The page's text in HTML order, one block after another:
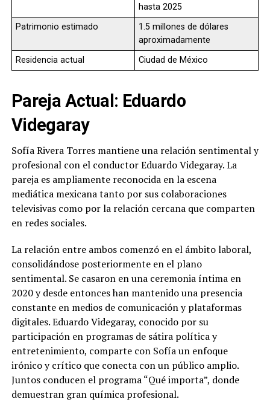
hasta 2025
Patrimonio estimado
1.5 millones de dólares
aproximadamente
Residencia actual
Ciudad de México
Pareja Actual: Eduardo
Videgaray
Sofía Rivera Torres mantiene una relación sentimental y
profesional con el conductor Eduardo Videgaray. La
pareja es ampliamente reconocida en la escena
mediática mexicana tanto por sus colaboraciones
televisivas como por la relación cercana que comparten
en redes sociales.
La relación entre ambos comenzó en el ámbito laboral,
consolidándose posteriormente en el plano
sentimental. Se casaron en una ceremonia íntima en
2020 y desde entonces han mantenido una presencia
constante en medios de comunicación y plataformas
digitales. Eduardo Videgaray, conocido por su
participación en programas de sátira política y
entretenimiento, comparte con Sofía un enfoque
irónico y crítico que conecta con un público amplio.
Juntos conducen el programa “Qué importa”, donde
demuestran gran química profesional.